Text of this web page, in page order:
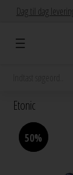
Dag til dag
Etonic
50%
50%